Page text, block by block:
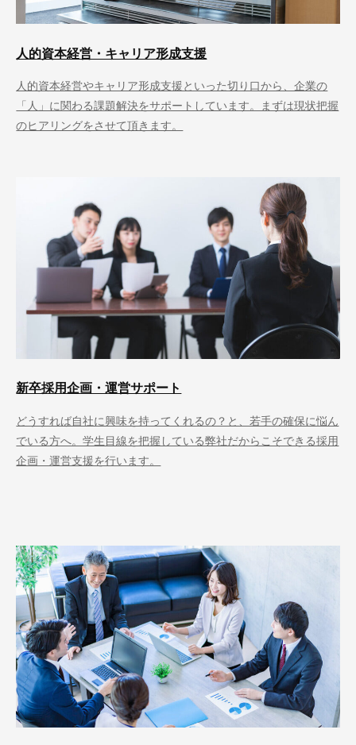
人的資本経営・キャリア形成支援
人的資本経営やキャリア形成支援といった切り口から、企業の
「人」に関わる課題解決をサポートしています。まずは現状把握
のヒアリングをさせて頂きます。
新卒採用企画・運営サポート
どうすれば自社に興味を持ってくれるの？と、若手の確保に悩ん
でいる方へ。学生目線を把握している弊社だからこそできる採用
企画・運営支援を行います。